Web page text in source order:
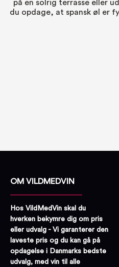
på en solrig terrasse eller
du opdage, at spansk øl er
OM VILDMEDVIN
Hos VildMedVin skal du
hverken bekymre dig om pris
eller udvalg - Vi garanterer den
laveste pris og du kan gå på
opdagelse i Danmarks bedste
udvalg, med vin til alle